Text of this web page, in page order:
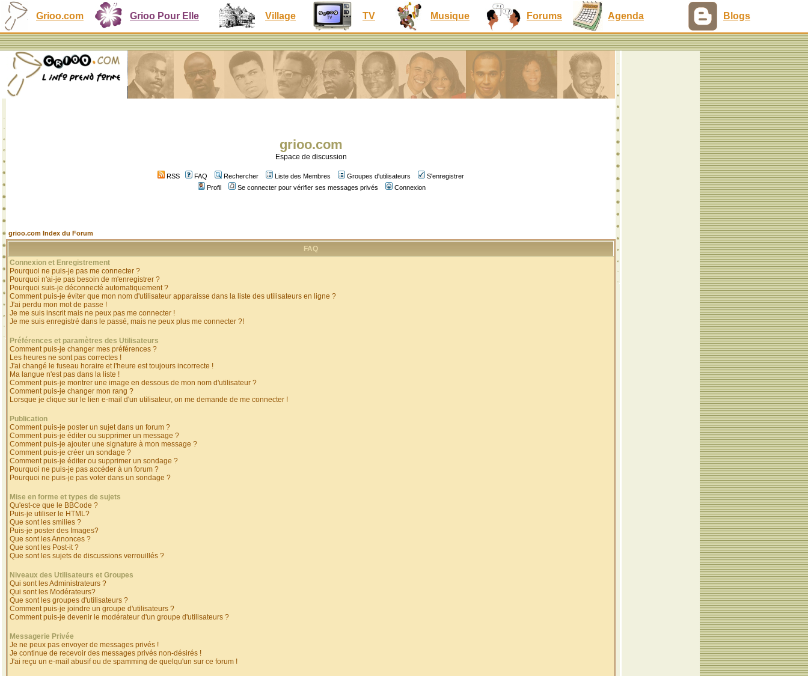
Grioo.com Grioo Pour Elle Village TV Musique Forums Agenda Blogs
grioo.com
Espace de discussion
RSS FAQ Rechercher Liste des Membres Groupes d'utilisateurs
S'enregistrer
Profil
Se connecter pour vérifier ses messages privés Connexion
grioo.com Index du Forum
FAQ
Connexion et Enregistrement
Pourquoi ne puis-je pas me connecter ?
Pourquoi n'ai-je pas besoin de m'enregistrer ?
Pourquoi suis-je déconnecté automatiquement ?
Comment puis-je éviter que mon nom d'utilisateur apparaisse dans la liste des utilisateurs en ligne ?
J'ai perdu mon mot de passe !
Je me suis inscrit mais ne peux pas me connecter !
Je me suis enregistré dans le passé, mais ne peux plus me connecter ?!
Préférences et paramètres des Utilisateurs
Comment puis-je changer mes préférences ?
Les heures ne sont pas correctes !
J'ai changé le fuseau horaire et l'heure est toujours incorrecte !
Ma langue n'est pas dans la liste !
Comment puis-je montrer une image en dessous de mon nom d'utilisateur ?
Comment puis-je changer mon rang ?
Lorsque je clique sur le lien e-mail d'un utilisateur, on me demande de me connecter !
Publication
Comment puis-je poster un sujet dans un forum ?
Comment puis-je éditer ou supprimer un message ?
Comment puis-je ajouter une signature à mon message ?
Comment puis-je créer un sondage ?
Comment puis-je éditer ou supprimer un sondage ?
Pourquoi ne puis-je pas accéder à un forum ?
Pourquoi ne puis-je pas voter dans un sondage ?
Mise en forme et types de sujets
Qu'est-ce que le BBCode ?
Puis-je utiliser le HTML?
Que sont les smilies ?
Puis-je poster des Images?
Que sont les Annonces ?
Que sont les Post-it ?
Que sont les sujets de discussions verrouillés ?
Niveaux des Utilisateurs et Groupes
Qui sont les Administrateurs ?
Qui sont les Modérateurs?
Que sont les groupes d'utilisateurs ?
Comment puis-je joindre un groupe d'utilisateurs ?
Comment puis-je devenir le modérateur d'un groupe d'utilisateurs ?
Messagerie Privée
Je ne peux pas envoyer de messages privés !
Je continue de recevoir des messages privés non-désirés !
J'ai reçu un e-mail abusif ou de spamming de quelqu'un sur ce forum !